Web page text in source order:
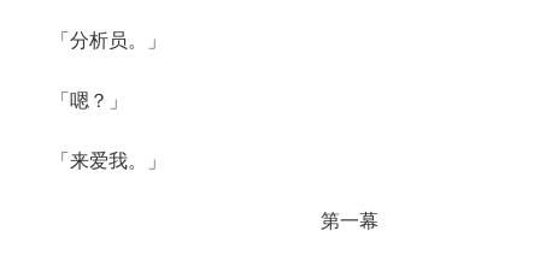
「分析员。」
「嗯？」
「来爱我。」
第一幕